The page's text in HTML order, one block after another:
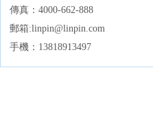
傳真：4000-662-888
郵箱:linpin@linpin.com
手機：13818913497